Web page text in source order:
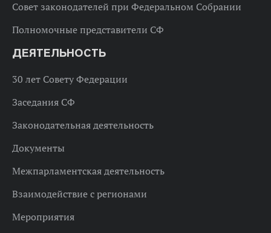
Совет законодателей при Федеральном Собрании
Полномочные представители СФ
ДЕЯТЕЛЬНОСТЬ
30 лет Совету Федерации
Заседания СФ
Законодательная деятельность
Документы
Межпарламентская деятельность
Взаимодействие с регионами
Мероприятия